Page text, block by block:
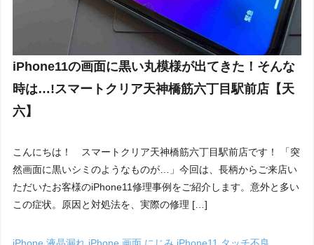
iPhone11の画面に黒い丸模様が出てきた！そんな
時は…!スマートクリア天神橋筋六丁目駅前店【天
六】
こんにちは！ スマートクリア天神橋筋六丁目駅前店です！ 「突
然画面に黒いシミのようなものが…」今回は、長柄からご来店い
ただいたお客様のiPhone11修理事例をご紹介します。意外と多い
この症状。原因と対処法を、実際の修理 […]
iPhone 液晶漏れ iPhone 画面 にじみ iPhone11 タッチ不良